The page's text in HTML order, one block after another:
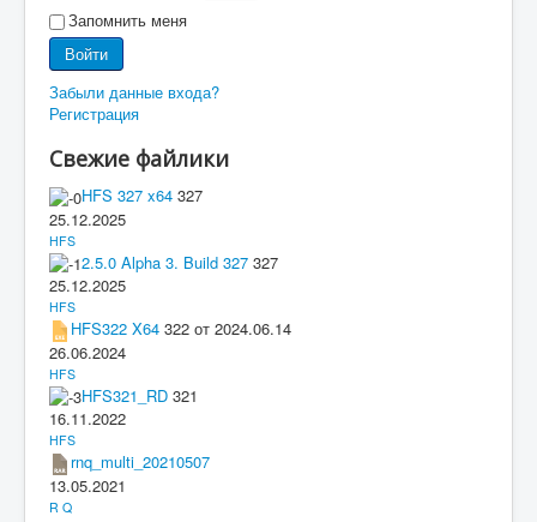
Запомнить меня
Войти
Забыли данные входа?
Регистрация
Свежие файлики
HFS 327 x64 327
25.12.2025
HFS
2.5.0 Alpha 3. Build 327 327
25.12.2025
HFS
HFS322 X64 322 от 2024.06.14
26.06.2024
HFS
HFS321_RD 321
16.11.2022
HFS
rnq_multi_20210507
13.05.2021
R Q